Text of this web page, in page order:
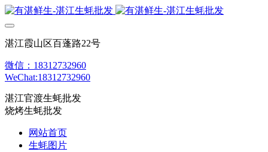
湛江霞山区百蓬路22号
微信：18312732960
WeChat:18312732960
湛江官渡生蚝批发
烧烤生蚝批发
网站首页
生蚝图片